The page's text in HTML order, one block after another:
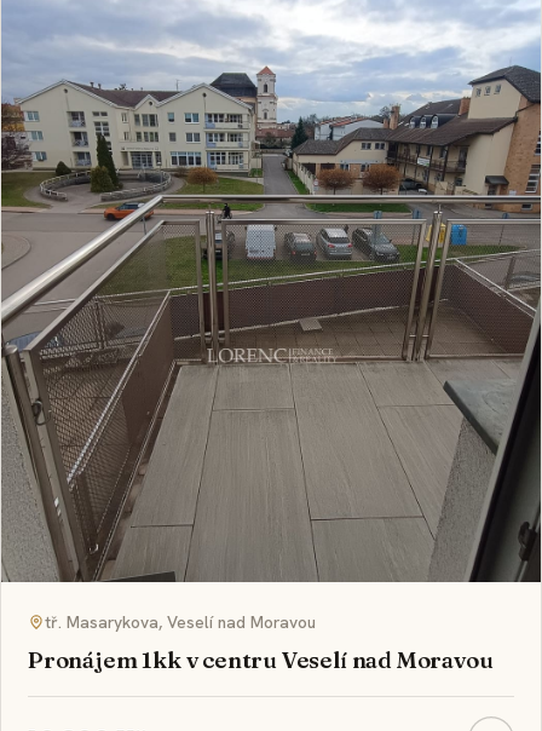
tř. Masarykova, Veselí nad Moravou
Pronájem 1kk v centru Veselí nad Moravou